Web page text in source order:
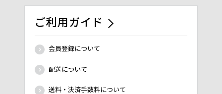
ご利用ガイド
会員登録について
配送について
送料・決済手数料について